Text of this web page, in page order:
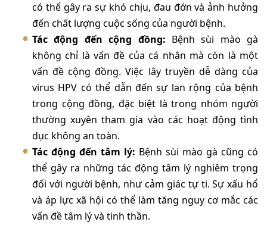
có thể gây ra sự khó chịu, đau đớn và ảnh hưởng
đến chất lượng cuộc sống của người bệnh.
Tác động đến cộng đồng: Bệnh sùi mào gà
không chỉ là vấn đề của cá nhân mà còn là một
vấn đề cộng đồng. Việc lây truyền dễ dàng của
virus HPV có thể dẫn đến sự lan rộng của bệnh
trong cộng đồng, đặc biệt là trong nhóm người
thường xuyên tham gia vào các hoạt động tình
dục không an toàn.
Tác động đến tâm lý: Bệnh sùi mào gà cũng có
thể gây ra những tác động tâm lý nghiêm trọng
đối với người bệnh, như cảm giác tự ti. Sự xấu hổ
và áp lực xã hội có thể làm tăng nguy cơ mắc các
vấn đề tâm lý và tinh thần.